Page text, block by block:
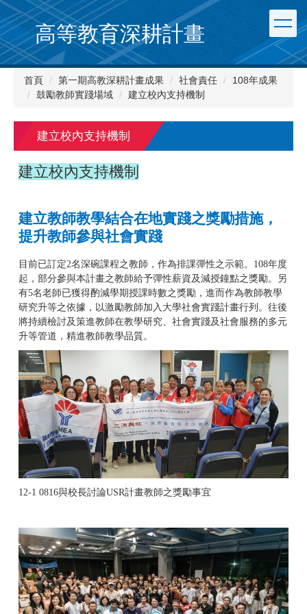
跳
到
主
要
內
高等教育深耕計畫
首頁 第一期高教深耕計畫成果 社會責任
108年成果
鼓勵教師實踐場域
建立校內支持機制
建立校內支持機制
建立校內支持機制
建立教師教學結合在地實踐之獎勵措施，
提升教師參與社會實踐
目前已訂定2名深碗課程之教師，作為排課彈性之示範。108年度
起，部分參與本計畫之教師給予彈性薪資及減授鐘點之獎勵。另
有5名老師已獲得酌減學期授課時數之獎勵，進而作為教師教學
研究升等之依據，以激勵教師加入大學社會實踐計畫行列。往後
將持續檢討及策進教師在教學研究、社會實踐及社會服務的多元
升等管道，精進教師教學品質。
12-1 0816與校長討論USR計畫教師之獎勵事宜